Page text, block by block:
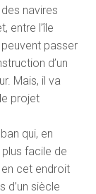
navires
entre l’île
peuvent passer
d’un
Mais, il va
projet
qui, en
facile de
cet endroit
d’un siècle